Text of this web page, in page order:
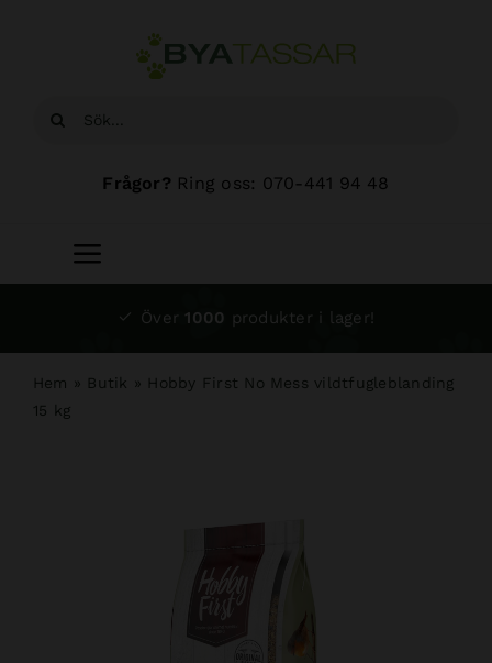
Sök
Frågor? Ring oss: 070-441 94 48
Toggle
Navigation
Hundsalong
Över 1000 produkter i lager!
Hem » Butik » Hobby First No Mess vildtfugleblanding
15 kg